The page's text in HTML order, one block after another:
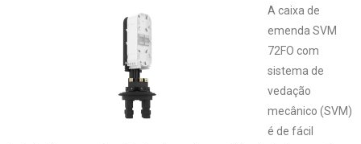
A caixa de
emenda SVM
72FO com
sistema de
vedação
mecânico (SVM)
é de fácil